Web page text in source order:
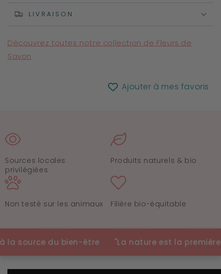
Fleurs
-
Roses
Fleurs
-
LIVRAISON
Découvrez toutes notre collection de Fleurs de
Savon
Ajouter à mes favoris
Sources locales
privilégiées
Produits naturels & bio
Non testé sur les animaux Filière bio-équitable
du bien-être "La nature est la première